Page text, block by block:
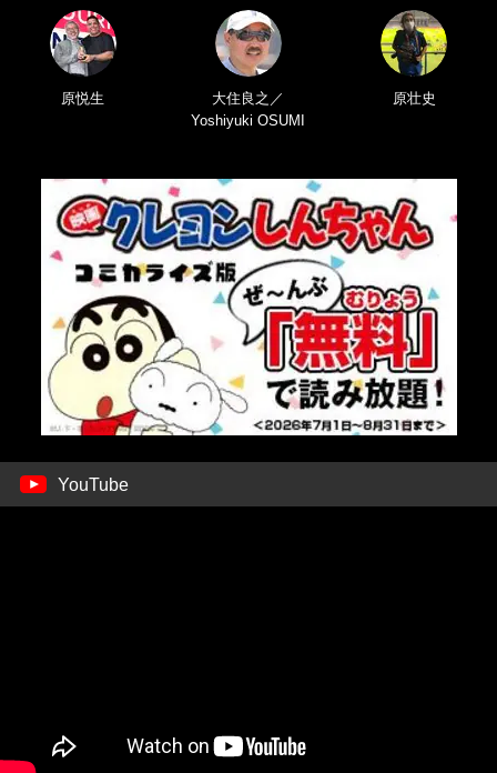
原悦生
大住良之／
Yoshiyuki OSUMI
原壮史
YouTube